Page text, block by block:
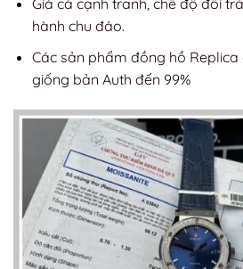
Giá cả cạnh tranh, chế độ đổi
hành chu đáo.
Các sản phẩm đồng hồ Replica
giống bản Auth đến 99%